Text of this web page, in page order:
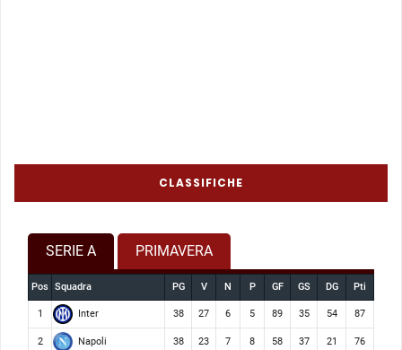
CLASSIFICHE
SERIE A PRIMAVERA
Pos Squadra PG V N P GF GS DG Pti
1 Inter 38 27 6 5 89 35 54 87
2 Napoli 38 23 7 8 58 37 21 76